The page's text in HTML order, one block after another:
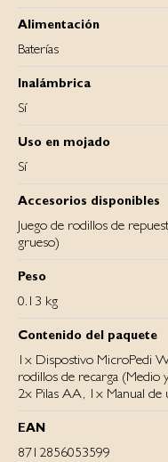
Alimentación
Baterías
Inalámbrica
Sí
Uso en mojado
Sí
Accesorios disponibles
Juego de rodillos de
grueso)
Peso
0.13 kg
Contenido del
1x Dispostivo MicroPedi
rodillos de recarga
2x Pilas AA, 1x Manual de
EAN
8712856053599